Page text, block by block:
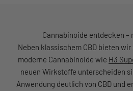
Cannabinoide entdecken –
Neben klassischem CBD bieten
moderne Cannabinoide wie H3
neuen Wirkstoffe unterscheiden
Anwendung deutlich von CBD und